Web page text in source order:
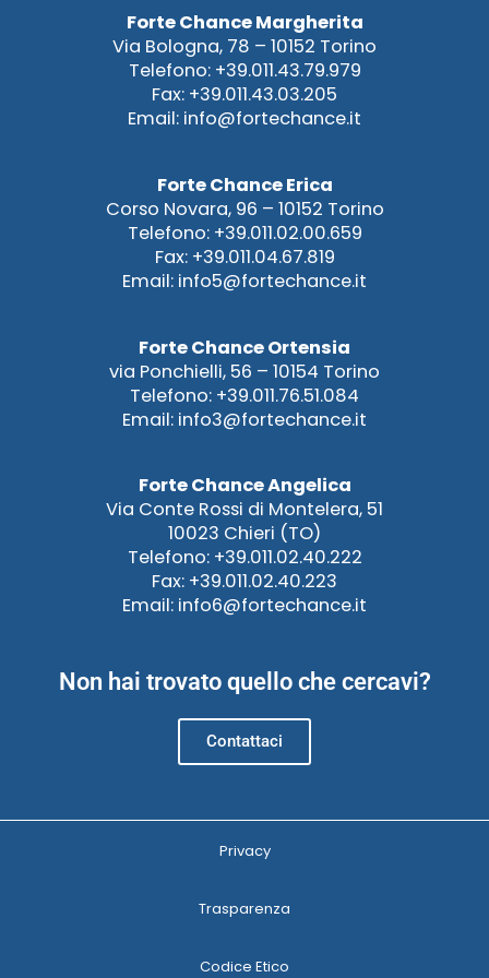
Forte Chance Margherita
Via Bologna, 78 – 10152 Torino
Telefono: +39.011.43.79.979
Fax: +39.011.43.03.205
Email: info@fortechance.it
Forte Chance Erica
Corso Novara, 96 – 10152 Torino
Telefono: +39.011.02.00.659
Fax: +39.011.04.67.819
Email: info5@fortechance.it
Forte Chance Ortensia
via Ponchielli, 56 – 10154 Torino
Telefono: +39.011.76.51.084
Email: info3@fortechance.it
Forte Chance Angelica
Via Conte Rossi di Montelera, 51
10023 Chieri (TO)
Telefono: +39.011.02.40.222
Fax: +39.011.02.40.223
Email: info6@fortechance.it
Non hai trovato quello che cercavi?
Contattaci
Privacy
Trasparenza
Codice Etico